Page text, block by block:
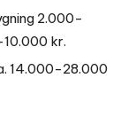
2.000-
kr.
14.000-28.000